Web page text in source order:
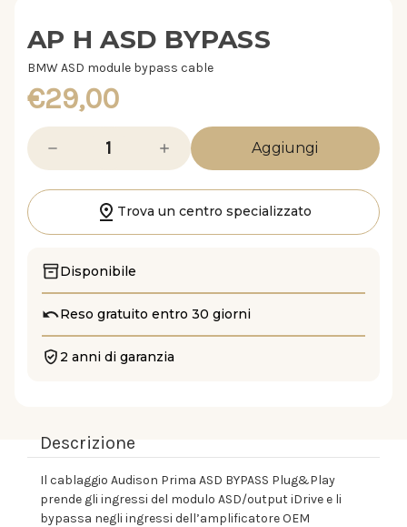
AP H ASD BYPASS
BMW ASD module bypass cable
€29,00
Diminuisci
quantità
di
BYPASS
Aumenta
quantità
di
H
BYPASS
Trova un centro specializzato
Disponibile
Reso gratuito entro 30 giorni
2 anni di garanzia
Descrizione
Il cablaggio Audison Prima ASD BYPASS Plug&Play
prende gli ingressi del modulo ASD/output iDrive e li
bypassa negli ingressi dell’amplificatore OEM